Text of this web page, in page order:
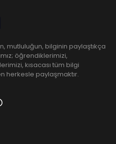
mutluluğun, bilginin paylaştıkça
öğrendiklerimizi,
kısacası tüm bilgi
herkesle paylaşmaktır.